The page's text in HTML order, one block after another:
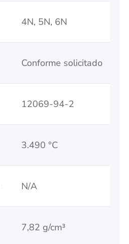
4N, 5N, 6N
Conforme solicitado
12069-94-2
3.490 °C
N/A
7,82 g/cm³